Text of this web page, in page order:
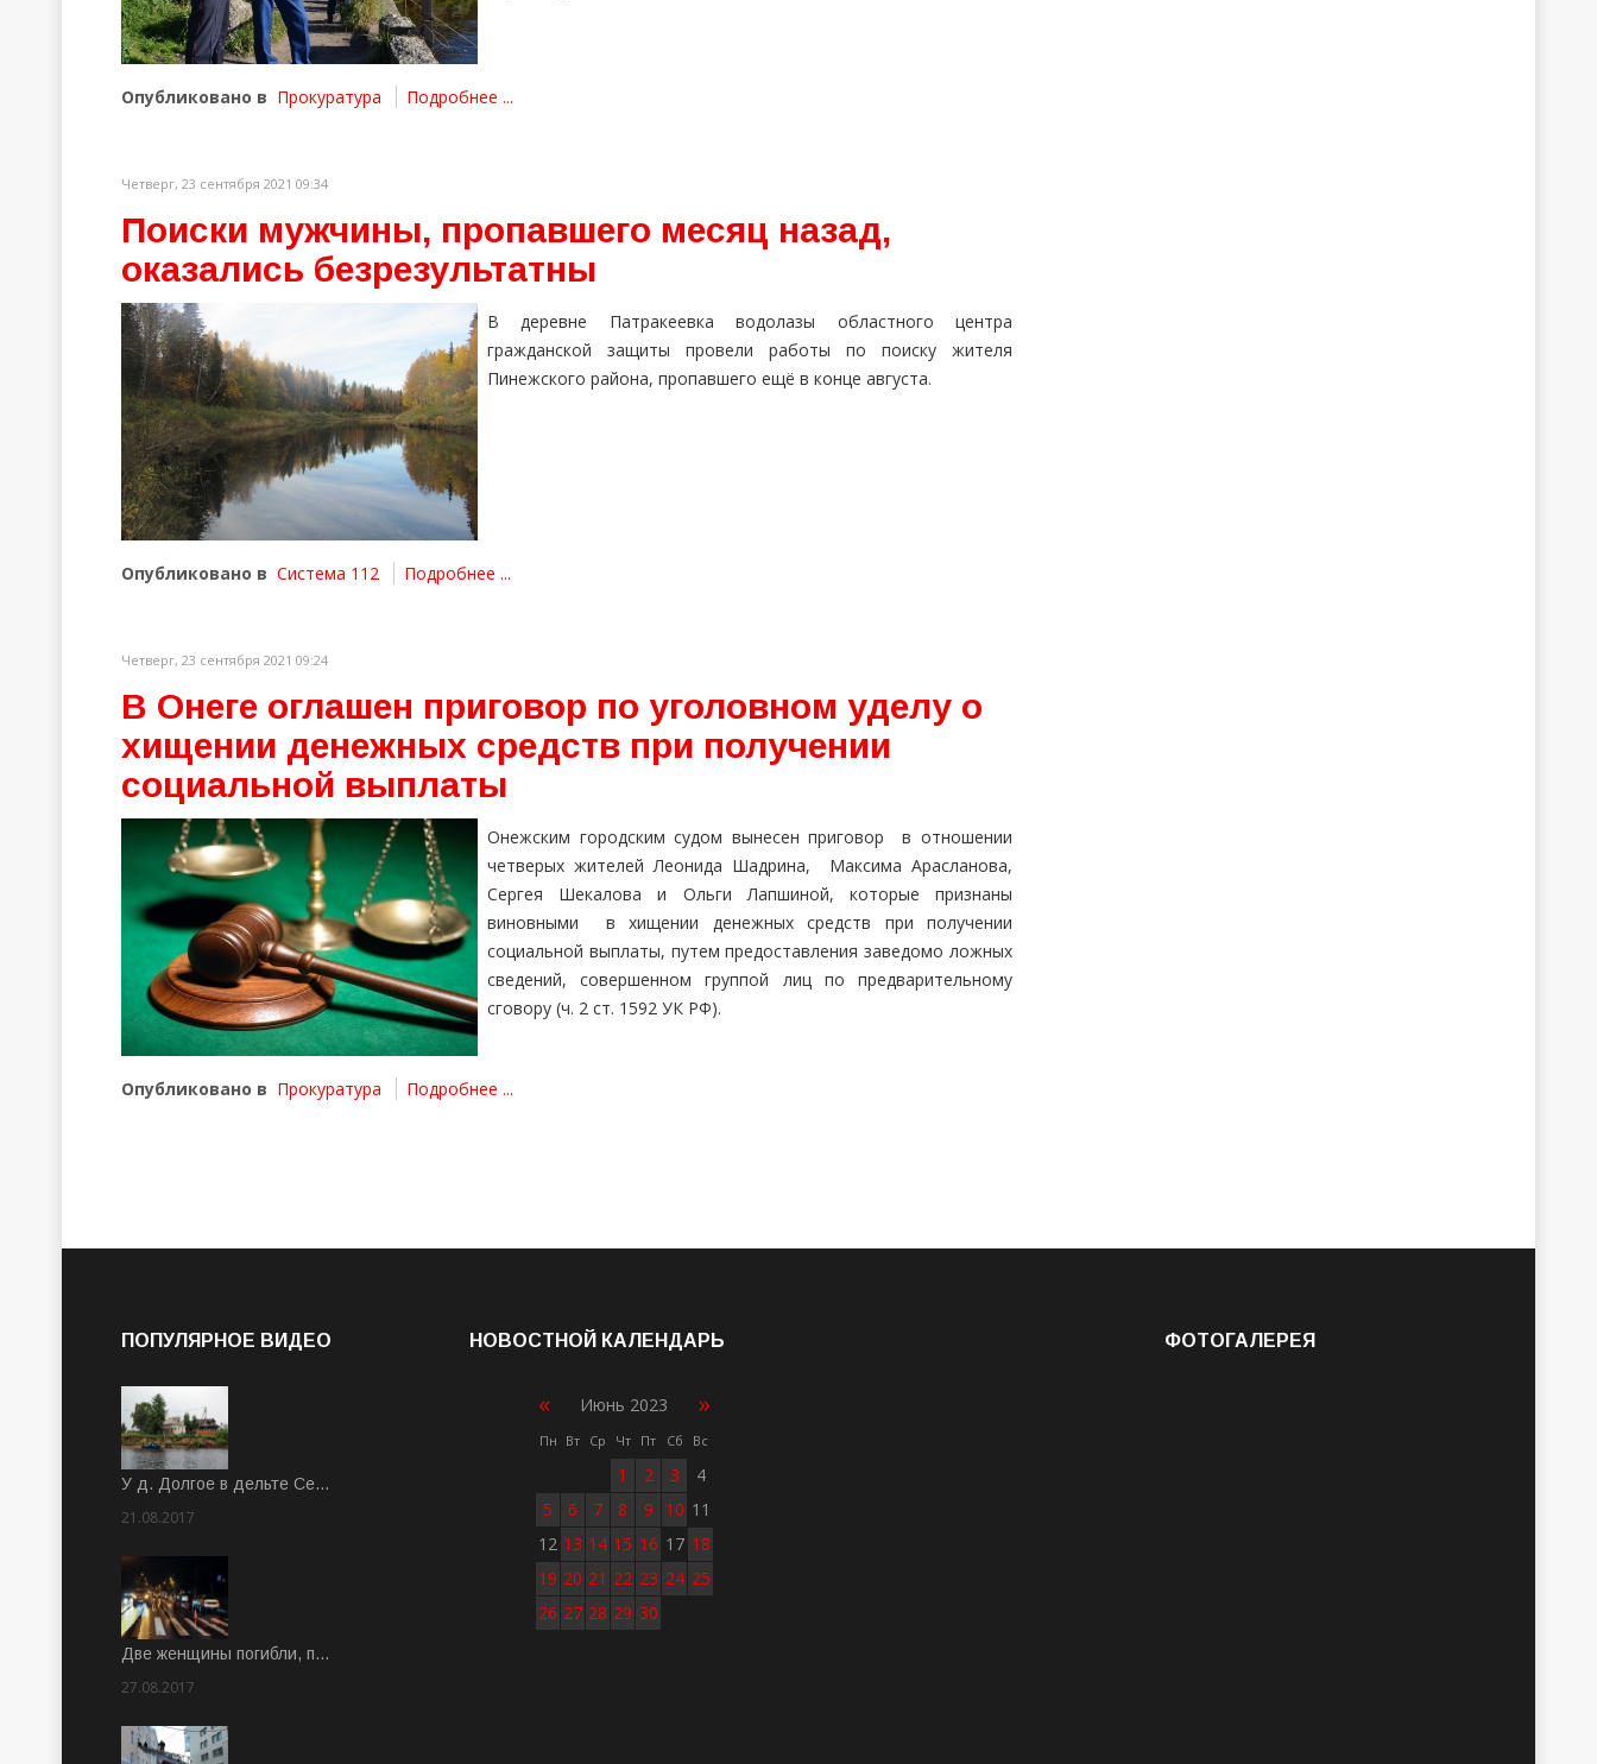
Опубликовано в Прокуратура Подробнее ...
Четверг, 23 сентября 2021 09:34
Поиски мужчины, пропавшего месяц назад,
оказались безрезультатны
В деревне Патракеевка водолазы областного центра
гражданской защиты провели работы по поиску жителя
Пинежского района, пропавшего ещё в конце августа.
Опубликовано в Система 112 Подробнее ...
Четверг, 23 сентября 2021 09:24
В Онеге оглашен приговор по уголовном уделу о
хищении денежных средств при получении
социальной выплаты
Онежским городским судом вынесен приговор в отношении
четверых жителей Леонида Шадрина, Максима Арасланова,
Сергея Шекалова и Ольги Лапшиной, которые признаны
виновными в хищении денежных средств при получении
социальной выплаты, путем предоставления заведомо ложных
сведений, совершенном группой лиц по предварительному
сговору (ч. 2 ст. 1592 УК РФ).
Опубликовано в Прокуратура Подробнее ...
ПОПУЛЯРНОЕ ВИДЕО
У д. Долгое в дельте Се…
21.08.2017
Две женщины погибли, п…
27.08.2017
НОВОСТНОЙ КАЛЕНДАРЬ
« Июнь 2023 »
Пн Вт Ср Чт Пт Сб Вс
1 2 3
4
5
6 7 8 9 10 11
12 13 14 15 16 17 18
19 20 21 22 23 24 25
26 27 28 29 30
ФОТОГАЛЕРЕЯ